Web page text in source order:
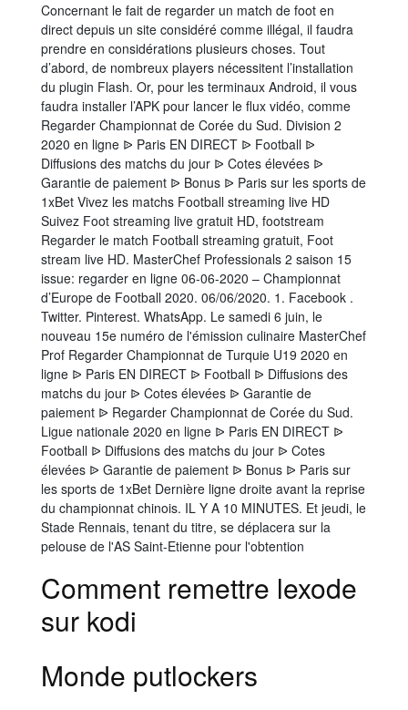
Concernant le fait de regarder un match de foot en
direct depuis un site considéré comme illégal, il faudra
prendre en considérations plusieurs choses. Tout
d’abord, de nombreux players nécessitent l’installation
du plugin Flash. Or, pour les terminaux Android, il vous
faudra installer l’APK pour lancer le flux vidéo, comme
Regarder Championnat de Corée du Sud. Division 2
2020 en ligne ᐉ Paris EN DIRECT ᐉ Football ᐉ
Diffusions des matchs du jour ᐉ Cotes élevées ᐉ
Garantie de paiement ᐉ Bonus ᐉ Paris sur les sports de
1xBet Vivez les matchs Football streaming live HD
Suivez Foot streaming live gratuit HD, footstream
Regarder le match Football streaming gratuit, Foot
stream live HD. MasterChef Professionals 2 saison 15
issue: regarder en ligne 06-06-2020 – Championnat
d’Europe de Football 2020. 06/06/2020. 1. Facebook .
Twitter. Pinterest. WhatsApp. Le samedi 6 juin, le
nouveau 15e numéro de l'émission culinaire MasterChef
Prof Regarder Championnat de Turquie U19 2020 en
ligne ᐉ Paris EN DIRECT ᐉ Football ᐉ Diffusions des
matchs du jour ᐉ Cotes élevées ᐉ Garantie de
paiement ᐉ Regarder Championnat de Corée du Sud.
Ligue nationale 2020 en ligne ᐉ Paris EN DIRECT ᐉ
Football ᐉ Diffusions des matchs du jour ᐉ Cotes
élevées ᐉ Garantie de paiement ᐉ Bonus ᐉ Paris sur
les sports de 1xBet Dernière ligne droite avant la reprise
du championnat chinois. IL Y A 10 MINUTES. Et jeudi, le
Stade Rennais, tenant du titre, se déplacera sur la
pelouse de l'AS Saint-Etienne pour l'obtention
Comment remettre lexode
sur kodi
Monde putlockers